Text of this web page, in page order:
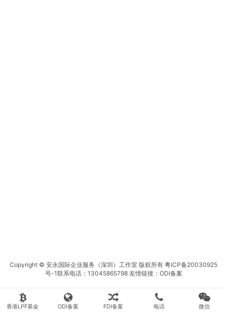
Copyright © 安永国际企业服务（深圳）工作室 版权所有 粤ICP备20030925
号-1联系电话：13045865798 友情链接： ODI备案
香港LPF基金 ODI备案 FDI备案 电话 微信